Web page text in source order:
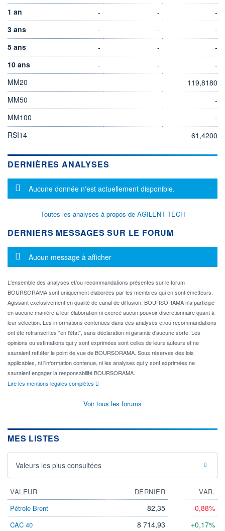
1 an
- -
-
3 ans
- -
-
5 ans
- -
-
10 ans
- -
-
MM20
119,8180
MM50
-
MM100
-
RSI14
61,4200
DERNIÈRES ANALYSES
Message d'information
Aucune donnée n'est actuellement disponible.
Toutes les analyses à propos de AGILENT TECH
DERNIERS MESSAGES SUR LE FORUM
Message d'information
Aucun message à afficher
L'ensemble des analyses et/ou recommandations présentes sur le forum
BOURSORAMA sont uniquement élaborées par les membres qui en sont émetteurs.
Agissant exclusivement en qualité de canal de diffusion, BOURSORAMA n'a participé
en aucune manière à leur élaboration ni exercé aucun pouvoir discrétionnaire quant à
leur sélection. Les informations contenues dans ces analyses et/ou recommandations
ont été retranscrites "en l'état", sans déclaration ni garantie d'aucune sorte. Les
opinions ou estimations qui y sont exprimées sont celles de leurs auteurs et ne
sauraient refléter le point de vue de BOURSORAMA. Sous réserves des lois
applicables, ni l'information contenue, ni les analyses qui y sont exprimées ne
sauraient engager la responsabilité BOURSORAMA.
Lire les mentions légales complètes
Voir tous les forums
MES LISTES
Valeurs les plus consultées
VALEUR DERNIER
VAR.
Pétrole Brent
82,35 -0,88%
CAC 40 8 714,93 +0,17%